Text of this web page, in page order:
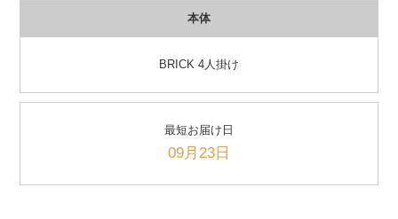
本体
BRICK 4人掛け
最短お届け日
09月23日